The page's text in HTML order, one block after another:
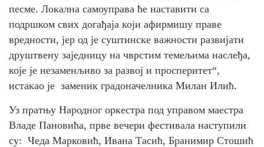
песме. Локална самоуправа ће наставити са
подршком свих догађаја који афирмишу праве
вредности, јер од је суштинске важности развијати
друштвену заједницу на чврстим темељима наслеђа,
које је незаменљиво за развој и просперитет“,
истакао је заменик градоначелника Милан Илић.
Уз пратњу Народног оркестра под управом маестра
Владе Пановића, прве вечери фестивала наступили
су: Чеда Марковић, Ивана Тасић, Бранимир Стошић